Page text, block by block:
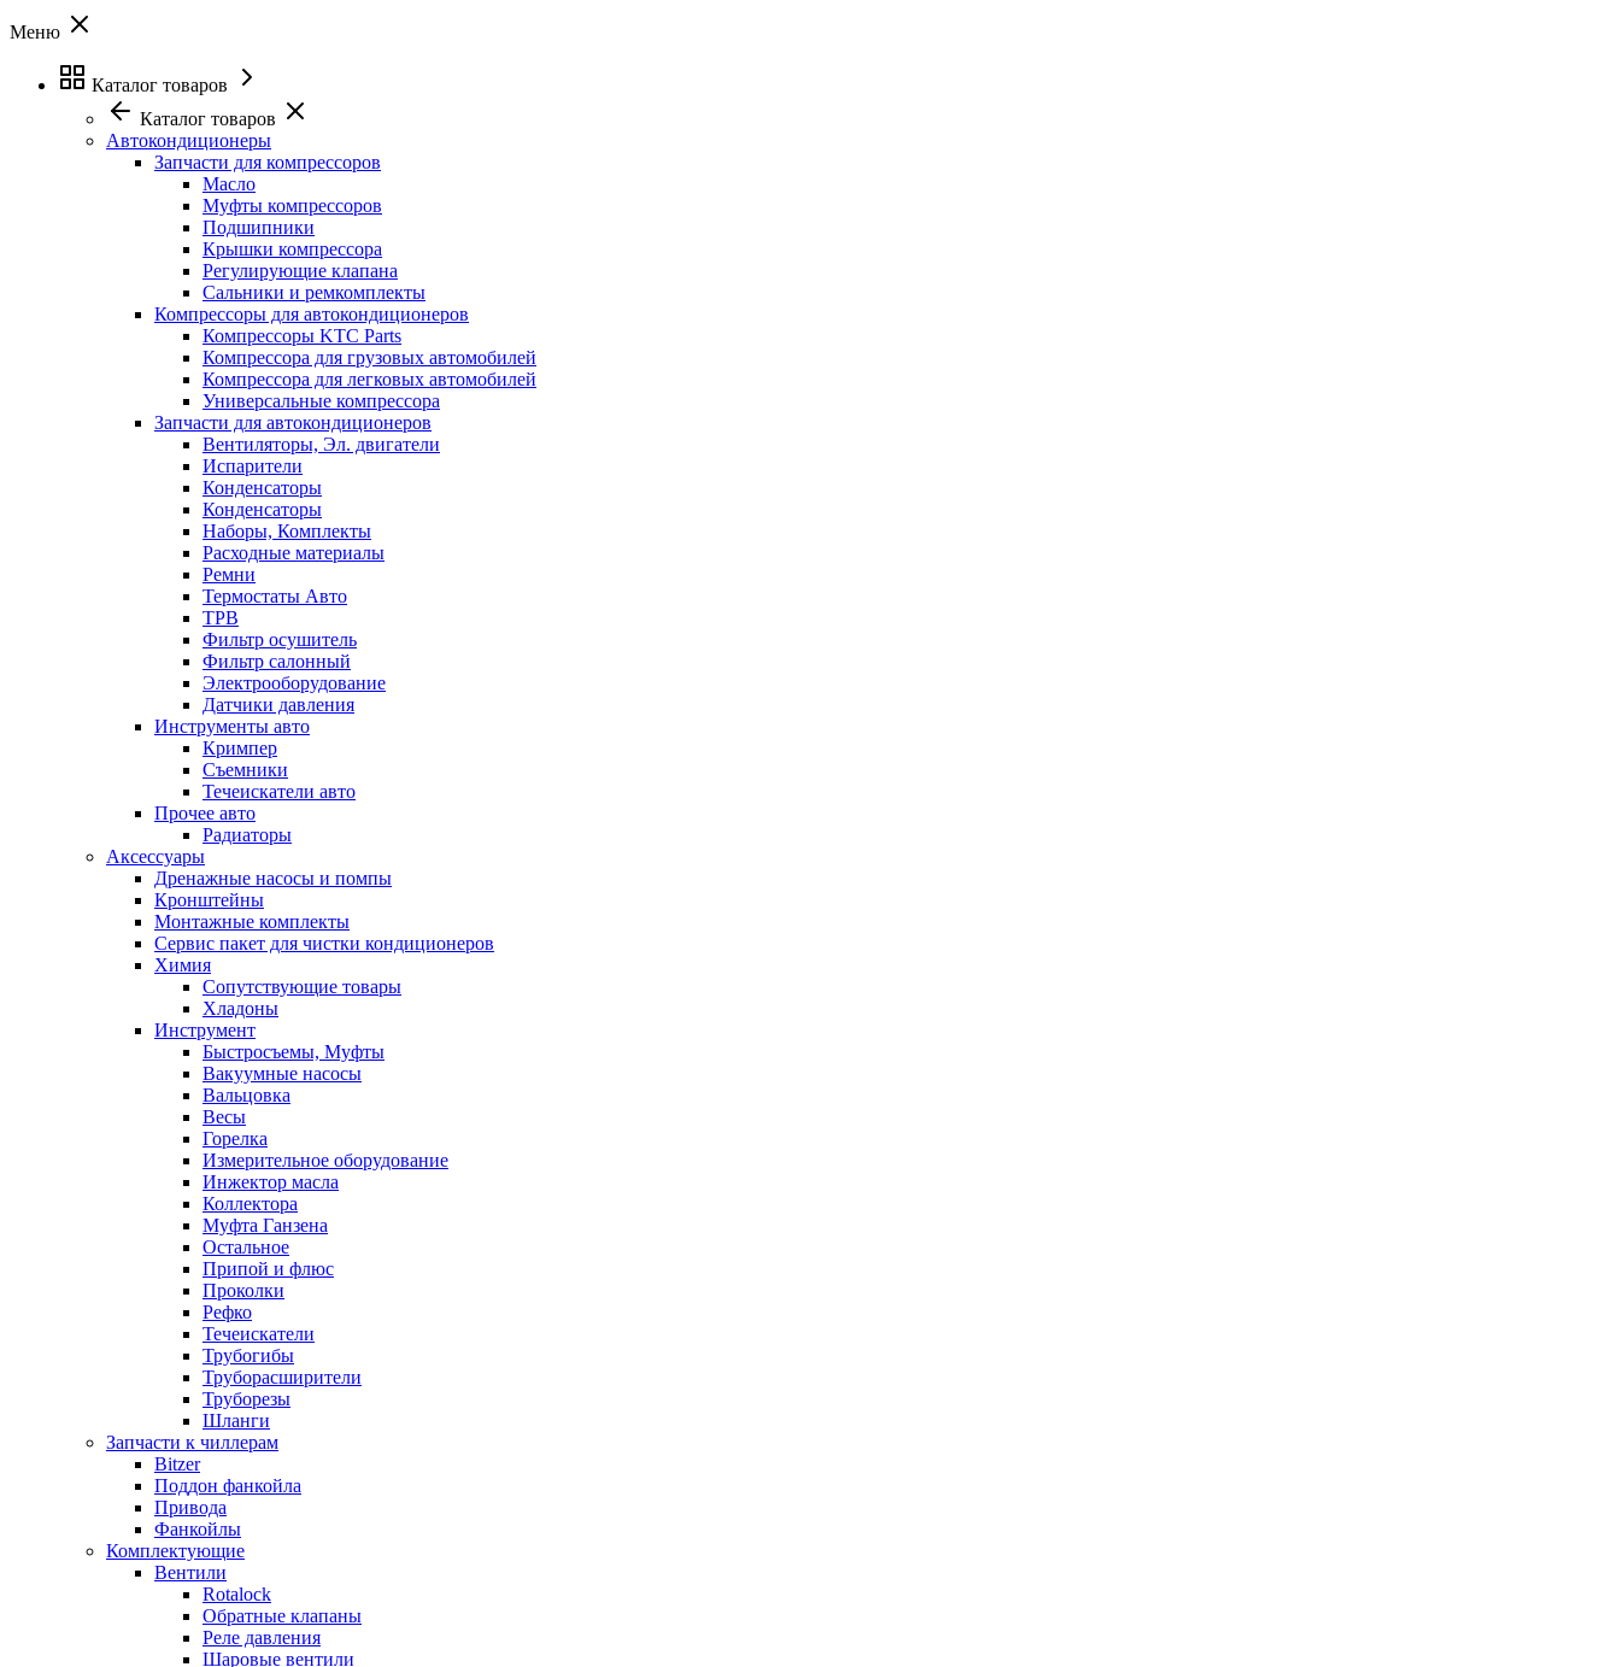
Меню
Каталог товаров
Каталог товаров
Автокондиционеры
Запчасти для компрессоров
Масло
Муфты компрессоров
Подшипники
Крышки компрессора
Регулирующие клапана
Сальники и ремкомплекты
Компрессоры для автокондиционеров
Компрессоры KTC Parts
Компрессора для грузовых автомобилей
Компрессора для легковых автомобилей
Универсальные компрессора
Запчасти для автокондиционеров
Вентиляторы, Эл. двигатели
Испарители
Конденсаторы
Конденсаторы
Наборы, Комплекты
Расходные материалы
Ремни
Термостаты Авто
ТРВ
Фильтр осушитель
Фильтр салонный
Электрооборудование
Датчики давления
Инструменты авто
Кримпер
Съемники
Течеискатели авто
Прочее авто
Радиаторы
Аксессуары
Дренажные насосы и помпы
Кронштейны
Монтажные комплекты
Сервис пакет для чистки кондиционеров
Химия
Сопутствующие товары
Хладоны
Инструмент
Быстросъемы, Муфты
Вакуумные насосы
Вальцовка
Весы
Горелка
Измерительное оборудование
Инжектор масла
Коллектора
Муфта Ганзена
Остальное
Припой и флюс
Проколки
Рефко
Течеискатели
Трубогибы
Труборасширители
Труборезы
Шланги
Запчасти к чиллерам
Bitzer
Поддон фанкойла
Привода
Фанкойлы
Комплектующие
Вентили
Rotalock
Обратные клапаны
Реле давления
Шаровые вентили